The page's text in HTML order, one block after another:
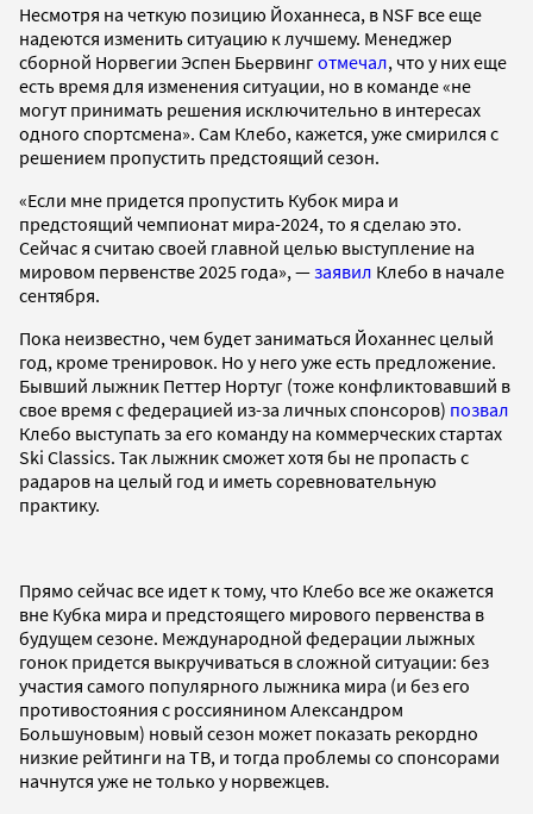
Несмотря на четкую позицию Йоханнеса, в NSF все еще
надеются изменить ситуацию к лучшему. Менеджер
сборной Норвегии Эспен Бьервинготмечал, что у них еще
есть время для изменения ситуации, но в команде «не
могут принимать решения исключительно в интересах
одного спортсмена». Сам Клебо, кажется, уже смирился с
решением пропустить предстоящий сезон.
«Если мне придется пропустить Кубок мира и
предстоящий чемпионат мира-2024, то я сделаю это.
Сейчас я считаю своей главной целью выступление на
мировом первенстве 2025 года», —заявил Клебо в начале
сентября.
Пока неизвестно, чем будет заниматься Йоханнес целый
год, кроме тренировок. Но у него уже есть предложение.
Бывший лыжник Петтер Нортуг (тоже конфликтовавший в
свое время с федерацией из-за личных спонсоров) позвал
Клебо выступать за его команду на коммерческих стартах
Ski Classics. Так лыжник сможет хотя бы не пропасть с
радаров на целый год и иметь соревновательную
практику.
Прямо сейчас все идет к тому, что Клебо все же окажется
вне Кубка мира и предстоящего мирового первенства в
будущем сезоне. Международной федерации лыжных
гонок придется выкручиваться в сложной ситуации: без
участия самого популярного лыжника мира (и без его
противостояния с россиянином Александром
Большуновым) новый сезон может показать рекордно
низкие рейтинги на ТВ, и тогда проблемы со спонсорами
начнутся уже не только у норвежцев.